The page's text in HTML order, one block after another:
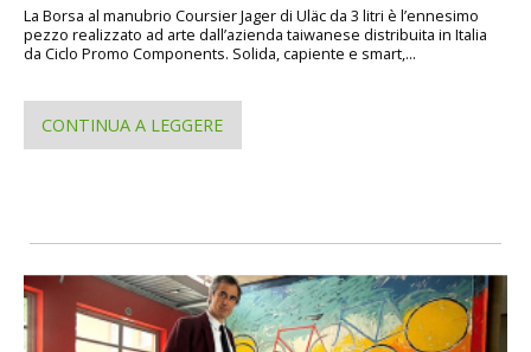
La Borsa al manubrio Coursier Jager di Uläc da 3 litri è l’ennesimo
pezzo realizzato ad arte dall’azienda taiwanese distribuita in Italia
da Ciclo Promo Components. Solida, capiente e smart,...
CONTINUA A LEGGERE